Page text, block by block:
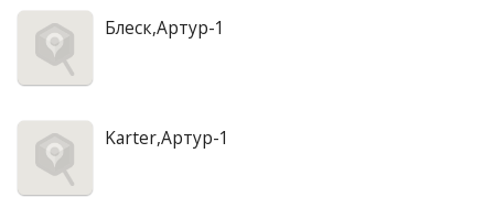
Блеск,Артур-1
Karter,Артур-1